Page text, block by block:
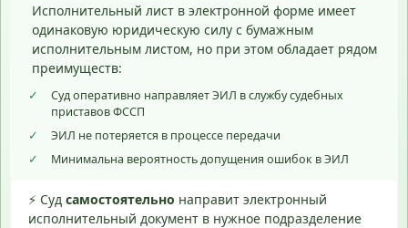
Исполнительный лист в электронной форме имеет
одинаковую юридическую силу с бумажным
исполнительным листом, но при этом обладает рядом
преимуществ:
✓
Суд оперативно направляет ЭИЛ в службу судебных
приставов ФССП
✓
ЭИЛ не потеряется в процессе передачи
✓
Минимальна вероятность допущения ошибок в ЭИЛ
⚡ Суд самостоятельно направит электронный
исполнительный документ в нужное подразделение